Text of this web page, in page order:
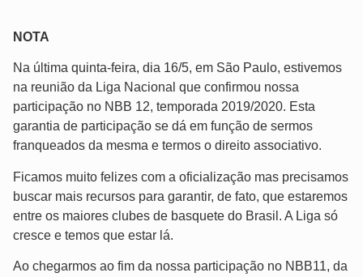
NOTA
Na última quinta-feira, dia 16/5, em São Paulo, estivemos
na reunião da Liga Nacional que confirmou nossa
participação no NBB 12, temporada 2019/2020. Esta
garantia de participação se dá em função de sermos
franqueados da mesma e termos o direito associativo.
Ficamos muito felizes com a oficialização mas precisamos
buscar mais recursos para garantir, de fato, que estaremos
entre os maiores clubes de basquete do Brasil. A Liga só
cresce e temos que estar lá.
Ao chegarmos ao fim da nossa participação no NBB11, da